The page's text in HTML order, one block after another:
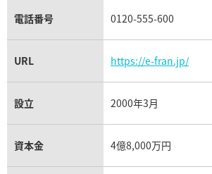
電話番号 0120-555-600
URL https://e-fran.jp/
設立 2000年3月
資本金 4億8,000万円